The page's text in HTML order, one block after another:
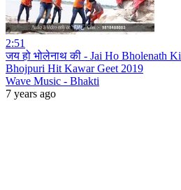
2:51
जय हो भोलेनाथ की - Jai Ho Bholenath
Bhojpuri Hit Kawar Geet 2019
Wave Music - Bhakti
7 years ago